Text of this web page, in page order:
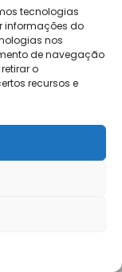
tecnologias
informações do
nos
de navegação
o
recursos e